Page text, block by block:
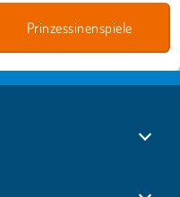
Prinzessinenspiele